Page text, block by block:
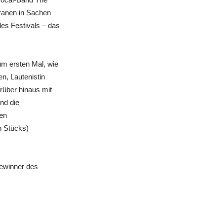
in Sachen
Festivals – das
ersten Mal, wie
Lautenistin
hinaus mit
die
Stücks)
des